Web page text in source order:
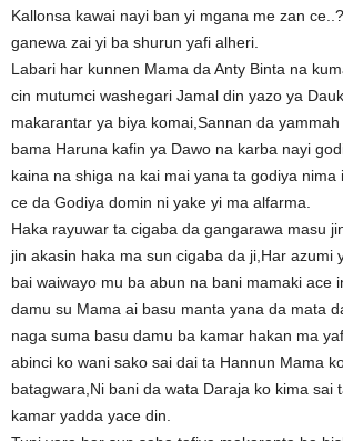
Kallonsa kawai nayi ban yi mgana me zan
ganewa zai yi ba shurun yafi alheri.
Labari har kunnen Mama da Anty Binta na
cin mutumci washegari Jamal din yazo ya
makarantar ya biya komai,Sannan da
bama Haruna kafin ya Dawo na karba nayi
kaina na shiga na kai mai yana ta godiya nima
ce da Godiya domin ni yake yi ma alfarma.
Haka rayuwar ta cigaba da gangarawa masu
jin akasin haka ma sun cigaba da ji,Har azumi
bai waiwayo mu ba abun na bani mamaki ace
damu su Mama ai basu manta yana da mata
naga suma basu damu ba kamar hakan ma
abinci ko wani sako sai dai ta Hannun Mama
batagwara,Ni bani da wata Daraja ko kima sai
kamar yadda yace din.